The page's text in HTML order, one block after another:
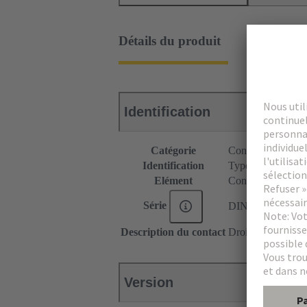
Détails du produit
Identification
Catégorie
Connecteurs
Identification
Type C
Elément
Connecteur
Série DIN 41612
Description du contact Droit
Version